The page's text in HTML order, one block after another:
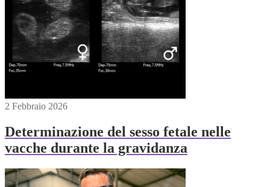
2 Febbraio 2026
Determinazione del sesso fetale nelle
vacche durante la gravidanza